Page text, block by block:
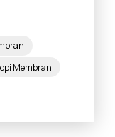
Membran